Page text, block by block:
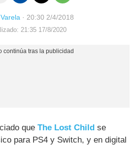
· 20:30 2/4/2018
21:35 17/8/2020
queThe Lost Child se
para PS4 y Switch, y en digital